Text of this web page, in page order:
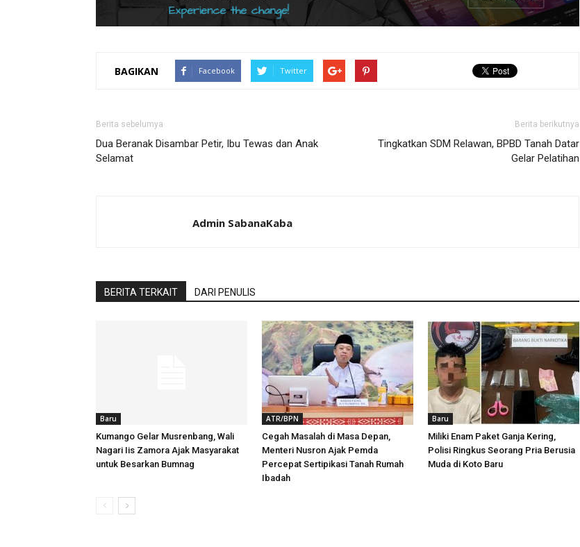
BAGIKAN Facebook Twitter
Berita sebelumya
Dua Beranak Disambar Petir, Ibu Tewas dan Anak
Selamat
Berita berikutnya
Tingkatkan SDM Relawan, BPBD Tanah Datar
Gelar Pelatihan
Admin SabanaKaba
BERITA TERKAIT DARI PENULIS
Baru
Kumango Gelar Musrenbang, Wali
Nagari Iis Zamora Ajak Masyarakat
untuk Besarkan Bumnag
ATR/BPN
Cegah Masalah di Masa Depan,
Menteri Nusron Ajak Pemda
Percepat Sertipikasi Tanah Rumah
Ibadah
Baru
Miliki Enam Paket Ganja Kering,
Polisi Ringkus Seorang Pria Berusia
Muda di Koto Baru